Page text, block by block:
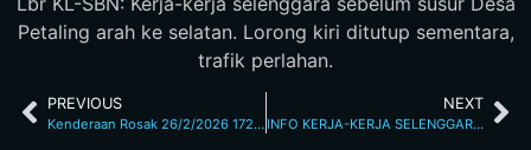
Petaling arah ke selatan. Lorong kiri ditutup sementara,
trafik perlahan.
PREVIOUS
Kenderaan Rosak 26/2/2026 1727pm
NEXT
INFO KERJA-KERJA SELENGGARA 27/2/26 1.27AM